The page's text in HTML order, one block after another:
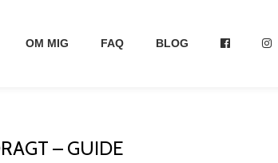
OM MIG FAQ BLOG
– GUIDE